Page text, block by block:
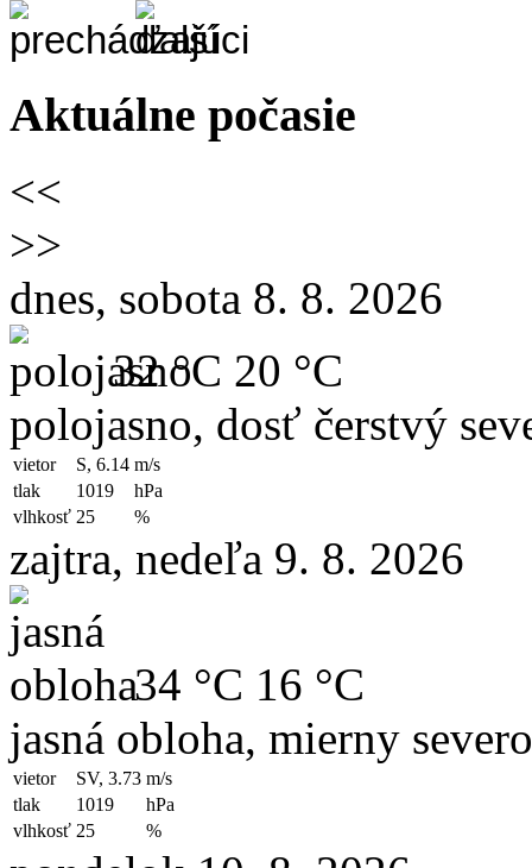
Aktuálne počasie
<<
>>
dnes, sobota 8. 8. 2026
32 °C 20 °C
polojasno, dosť čerstvý
vietor S, 6.14 m/s
tlak
1019
hPa
vlhkosť 25 %
zajtra, nedeľa 9. 8. 2026
34 °C 16 °C
jasná obloha, mierny
vietor SV, 3.73 m/s
tlak
1019
hPa
vlhkosť 25 %